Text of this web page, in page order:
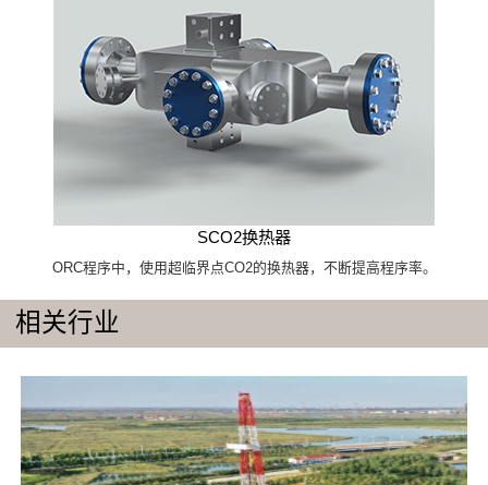
SCO2换热器
ORC程序中，使用超临界点CO2的换热器，不断提高程序率。
相关行业